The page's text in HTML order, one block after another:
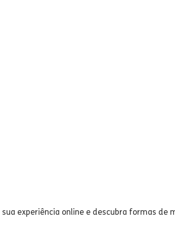
experiência online e descubra formas de